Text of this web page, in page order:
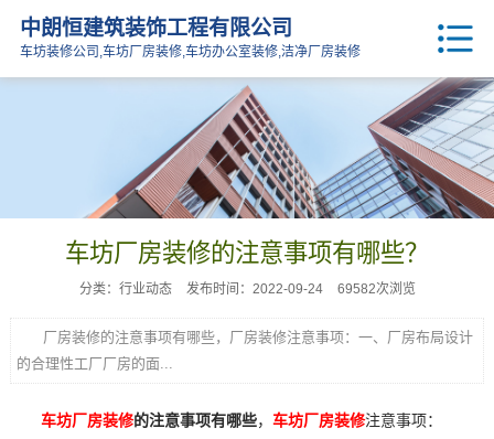
中朗恒建筑装饰工程有限公司
车坊装修公司,车坊厂房装修,车坊办公室装修,洁净厂房装修
车坊厂房装修的注意事项有哪些？
分类：行业动态 发布时间：2022-09-24 69582次浏览
厂房装修的注意事项有哪些，厂房装修注意事项：一、厂房布局设计
的合理性工厂厂房的面...
车坊厂房装修的注意事项有哪些， 车坊厂房装修注意事项：